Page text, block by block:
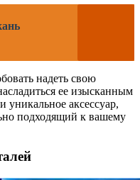
надеть свою
ее изысканным
аксессуар,
подходящий к вашему